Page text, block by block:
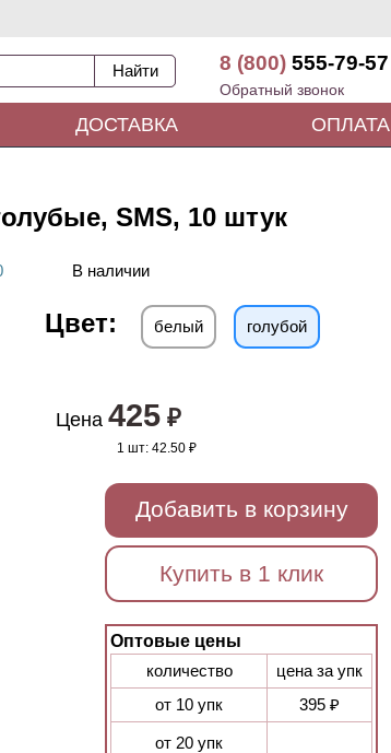
8 (800) 555-79-57
Обратный звонок
ДОСТАВКА ОПЛАТА
SMS, 10 штук
В наличии
Цвет: белый голубой
Цена 425 ₽
1 шт: 42.50 ₽
Добавить в корзину
Купить в 1 клик
Оптовые цены
количество
цена за упк
от 10 упк
395 ₽
от 20 упк